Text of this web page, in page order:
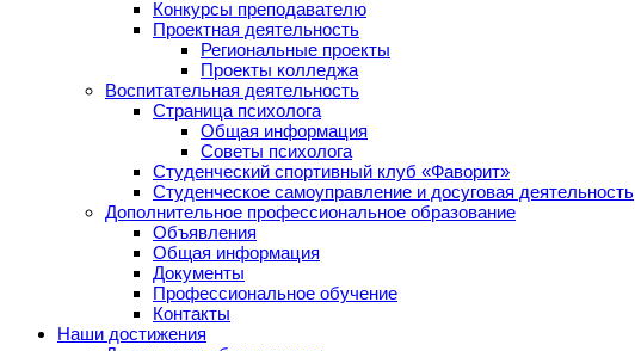
Конкурсы преподавателю
Проектная деятельность
Региональные проекты
Проекты колледжа
Воспитательная деятельность
Страница психолога
Общая информация
Советы психолога
Студенческий спортивный клуб «Фаворит»
Студенческое самоуправление и досуговая деятельность
Дополнительное профессиональное образование
Объявления
Общая информация
Документы
Профессиональное обучение
Контакты
Наши достижения